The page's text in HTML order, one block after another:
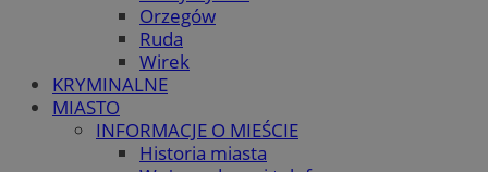
Orzegów
Ruda
Wirek
KRYMINALNE
MIASTO
INFORMACJE O MIEŚCIE
Historia miasta